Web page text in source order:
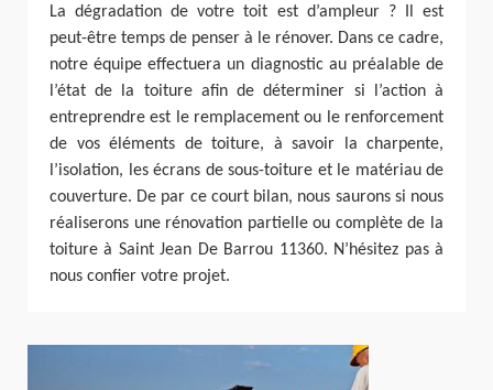
La dégradation de votre toit est d’ampleur ? Il est
peut-être temps de penser à le rénover. Dans ce cadre,
notre équipe effectuera un diagnostic au préalable de
l’état de la toiture afin de déterminer si l’action à
entreprendre est le remplacement ou le renforcement
de vos éléments de toiture, à savoir la charpente,
l’isolation, les écrans de sous-toiture et le matériau de
couverture. De par ce court bilan, nous saurons si nous
réaliserons une rénovation partielle ou complète de la
toiture à Saint Jean De Barrou 11360. N’hésitez pas à
nous confier votre projet.